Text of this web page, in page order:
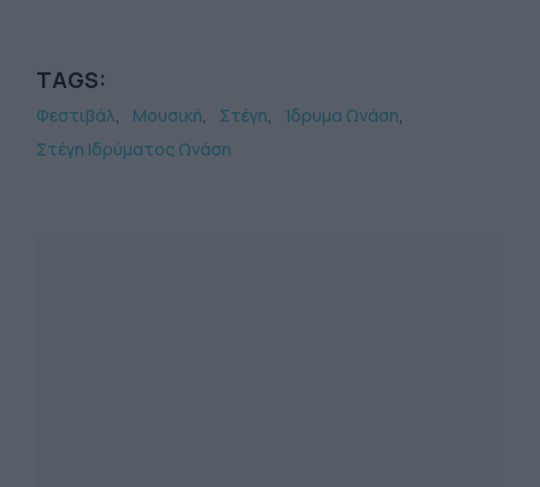
TAGS:
Φεστιβάλ Μουσική Στέγη
Ίδρυμα Ωνάση
Στέγη Ιδρύματος Ωνάση